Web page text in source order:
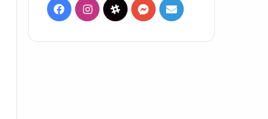
FacebookInstagramThreadsMessenger
Mail